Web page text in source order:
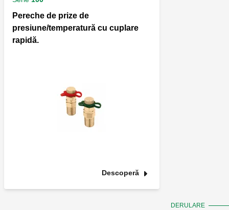
Pereche de prize de
presiune/temperatură cu cuplare
rapidă.
Descoperă
DERULARE